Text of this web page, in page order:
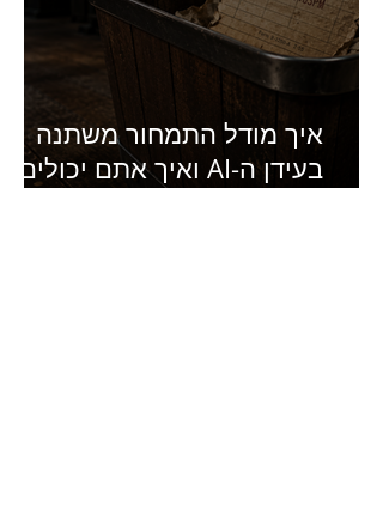
איך מודל התמחור משתנה
בעידן ה-AI ואיך אתם יכולים